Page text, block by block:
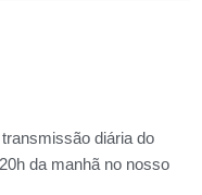
diária do
da manhã no nosso